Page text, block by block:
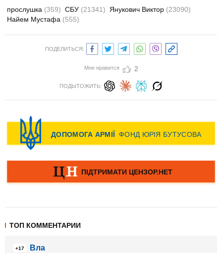
прослушка (359) СБУ (21341) Янукович Виктор (23090)
Найем Мустафа (555)
ПОДЕЛИТЬСЯ:
Мне нравится 2
ПОДЫТОЖИТЬ:
ТОП КОММЕНТАРИИ
+17
Вла